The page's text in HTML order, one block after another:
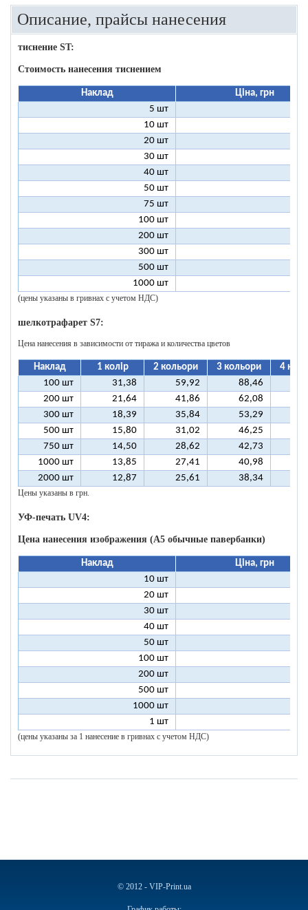
Описание, прайсы нанесения
тиснение ST:
Стоимость нанесения тиснением
Наклад
Ціна, грн
5 шт
10 шт
20 шт
30 шт
40 шт
50 шт
75 шт
100 шт
200 шт
300 шт
500 шт
1000 шт
(цены указаны в гривнах с учетом НДС)
шелкотрафарет S7:
Цена нанесения в зависимости от тиража и количества цветов
Наклад 1 колір 2 кольори 3 кольори
4
100 шт
31,38 59,92 88,46
200 шт
21,64 41,86 62,08
300 шт
18,39 35,84 53,29
500 шт
15,80 31,02 46,25
750 шт
14,50 28,62 42,73
1000 шт
13,85 27,41 40,98
2000 шт
12,87 25,61 38,34
Цены указаны в грн.
УФ-печать UV4:
Цена нанесения изображения (А5 обычные павербанки)
Наклад
Ціна, грн
10 шт
20 шт
30 шт
40 шт
50 шт
100 шт
200 шт
500 шт
1000 шт
1 шт
(цены указаны за 1 нанесение в гривнах с учетом НДС)
© 2012 - VIP-Print.ua